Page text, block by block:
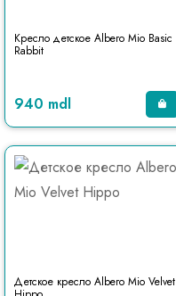
Кресло детское Albero Mio Basic
Rabbit
940 mdl
Детское кресло Albero Mio Velvet